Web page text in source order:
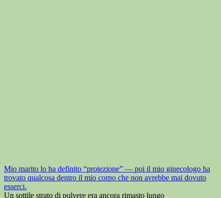
Mio marito lo ha definito “protezione” — poi il mio ginecologo ha
trovato qualcosa dentro il mio corpo che non avrebbe mai dovuto
esserci.
Un sottile strato di polvere era ancora rimasto lungo